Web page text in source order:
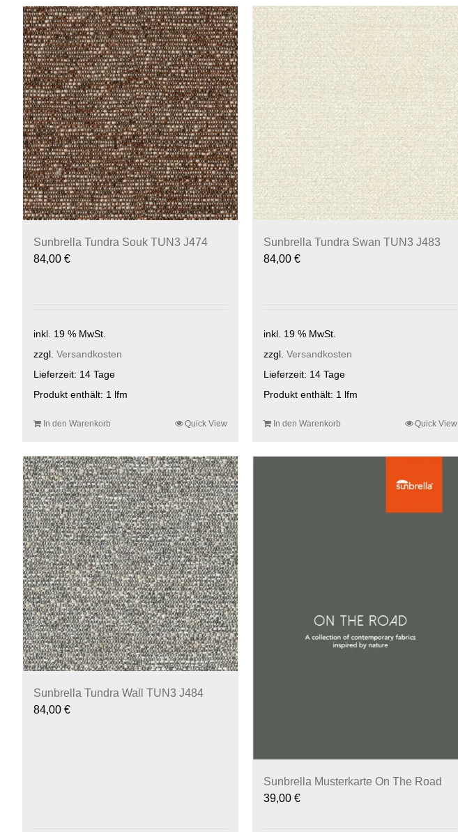
Sunbrella Tundra Souk TUN3 J474
84,00 €
inkl. 19 % MwSt.
zzgl. Versandkosten
Lieferzeit: 14 Tage
Produkt enthält: 1 lfm
In den Warenkorb Quick View
Sunbrella Tundra Swan TUN3 J483
84,00 €
inkl. 19 % MwSt.
zzgl. Versandkosten
Lieferzeit: 14 Tage
Produkt enthält: 1 lfm
In den Warenkorb Quick View
Sunbrella Tundra Wall TUN3 J484
84,00 €
Sunbrella Musterkarte On The Road
39,00 €